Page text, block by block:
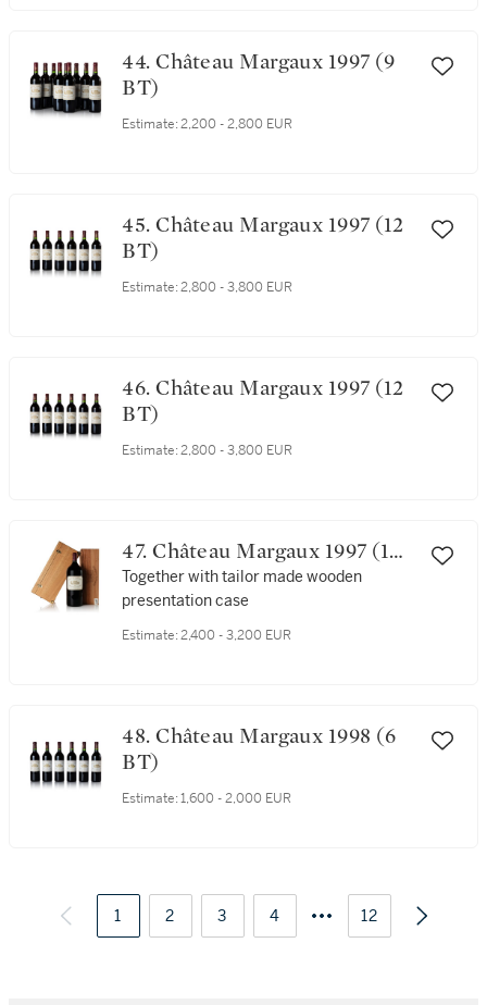
44. Château Margaux 1997 (9
BT)
Estimate: 2,200 - 2,800 EUR
45. Château Margaux 1997 (12
BT)
Estimate: 2,800 - 3,800 EUR
46. Château Margaux 1997 (12
BT)
Estimate: 2,800 - 3,800 EUR
47. Château Margaux 1997 (1
IMP)
Together with tailor made wooden
presentation case
Estimate: 2,400 - 3,200 EUR
48. Château Margaux 1998 (6
BT)
Estimate: 1,600 - 2,000 EUR
1 2 3 4 12